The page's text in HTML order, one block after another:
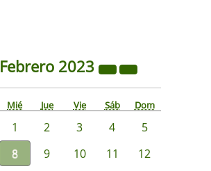
Febrero 2023
Mié Jue Vie Sáb Dom
1 2 3 4
5
8 9 10 11
12